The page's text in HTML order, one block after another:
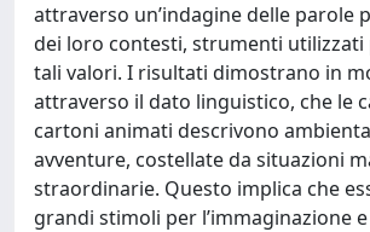
attraverso un’indagine delle parole
dei loro contesti, strumenti utilizzati
tali valori. I risultati dimostrano in
attraverso il dato linguistico, che le
cartoni animati descrivono
avventure, costellate da situazioni
straordinarie. Questo implica che
grandi stimoli per l’immaginazione